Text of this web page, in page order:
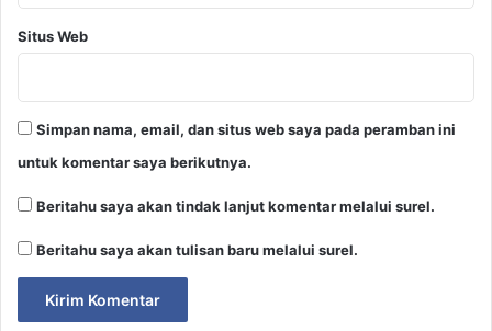
Situs Web
Simpan nama, email, dan situs web saya pada peramban ini
untuk komentar saya berikutnya.
Beritahu saya akan tindak lanjut komentar melalui surel.
Beritahu saya akan tulisan baru melalui surel.